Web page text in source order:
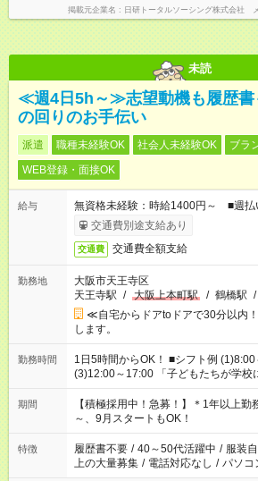
掲載元企業名 日研トータルソーシング株式会社
未読
≪週4日5h～≫志望動機も履歴書
の回りのお手伝い
派遣 職種未経験OK 社会人未経験OK
ブラ
WEB登録・面接OK
給与
無資格未経験：時給1400円～ ■週
交通費別途支給あり
交通費 交通費全額支給
勤務地
大阪市天王寺区
天王寺駅 / 大阪上本町駅 / 鶴橋駅 /
≪自宅からドアtoドアで30分以内
します。
勤務時間
1日5時間からOK！ ■シフト例 (1)8:00～13:00 (2)10:00～15:00
(3)12:00～17:00 「子どもたちが学校に行く間だけ働きたい」
「余裕を持って夕飯の準備がしたい
はプライベートの時間にしたい」 な
いね。 ※Wワーク希望の方へ 今ご覧のお仕事で希望する勤務時
間と、もう1つのお仕事の勤務時間。
場合は応募できません。
期間
【積極採用中！急募！】＊1年以上勤
～、9月スタートもOK！
特徴 履歴書不要 / 40～50代活躍中 / 服装
上の大量募集 / 電話対応なし / パソコ